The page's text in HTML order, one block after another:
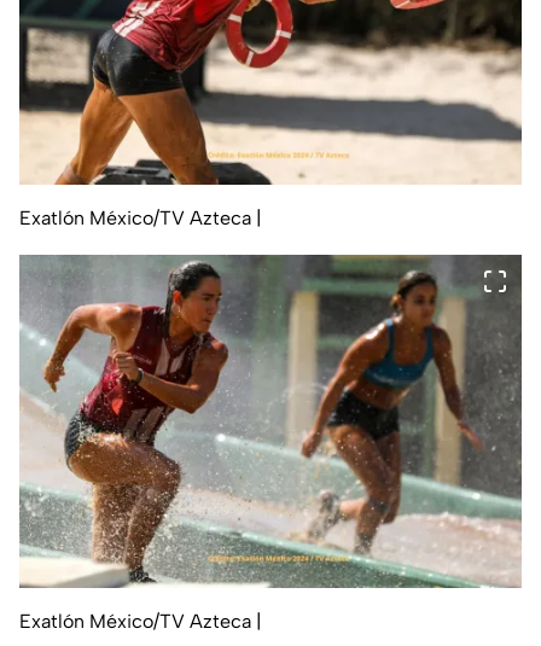
Exatlón México/TV Azteca |
Exatlón México/TV Azteca |